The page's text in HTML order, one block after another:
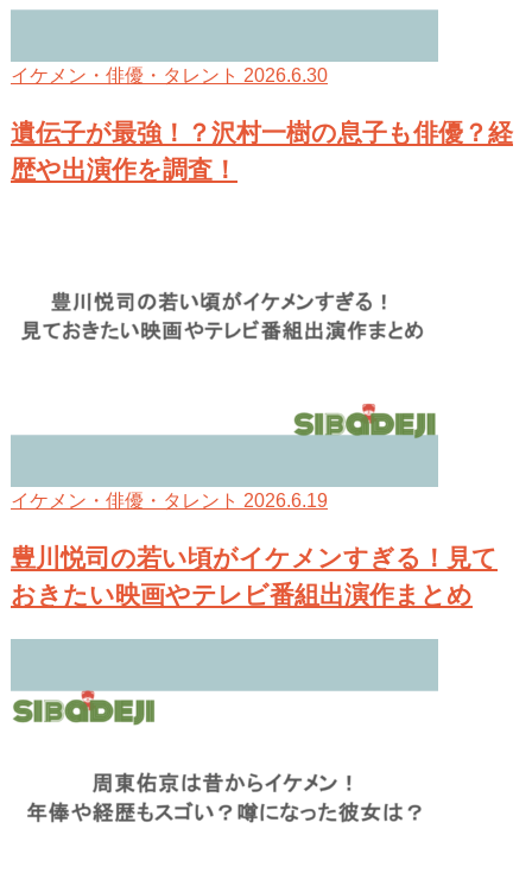
イケメン・俳優・タレント 2026.6.30
遺伝子が最強！？沢村一樹の息子も俳優？経
歴や出演作を調査！
イケメン・俳優・タレント 2026.6.19
豊川悦司の若い頃がイケメンすぎる！見て
おきたい映画やテレビ番組出演作まとめ